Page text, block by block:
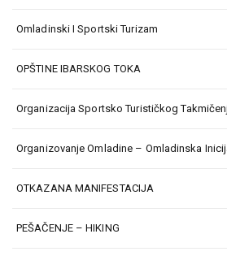
Omladinski I Sportski Turizam
OPŠTINE IBARSKOG TOKA
Organizacija Sportsko Turističkog
Organizovanje Omladine – Omladinska
OTKAZANA MANIFESTACIJA
PEŠAČENJE – HIKING